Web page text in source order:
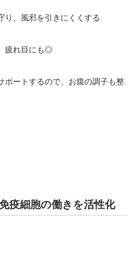
り、風邪を引きにくくする
疲れ目にも◎
ポートするので、 お腹の調子も整
疫細胞の働きを活性化